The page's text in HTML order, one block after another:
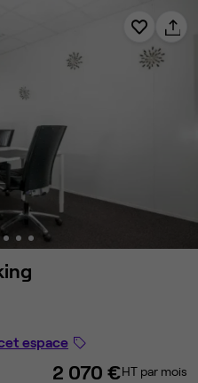
espace
2 070 €HT par mois